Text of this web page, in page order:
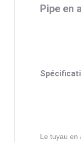
Pipe en
Le tuyau en